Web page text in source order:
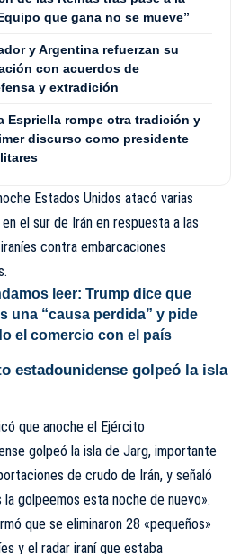
que gana no se mueve”
y Argentina refuerzan su
con acuerdos de
y extradición
Espriella rompe otra tradición y
discurso como presidente
Estados Unidos atacó varias
el sur de Irán en respuesta a las
contra embarcaciones
leer: Trump dice que
una “causa perdida” y pide
el comercio con el país
estadounidense golpeó la isla
que anoche el Ejército
golpeó la isla de Jarg, importante
de crudo de Irán, y señaló
la golpeemos esta noche de nuevo».
que se eliminaron 28 «pequeños»
y el radar iraní que estaba